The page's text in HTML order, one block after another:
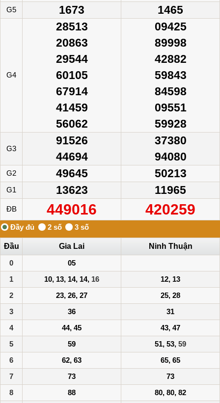
G5 1673 1465
G4
28513
20863
29544
60105
67914
41459
56062
09425
89998
42882
59843
84598
09551
59928
G3
91526
44694
37380
94080
G2 49645 50213
G1 13623 11965
ĐB 449016 420259
Đầu Gia Lai
Ninh Thuận
0
05
1
10, 13, 14, 14, 16
12, 13
2
23, 26, 27
25, 28
3
36
31
4
44, 45
43, 47
5
59 51, 53, 59
6
62, 63
65, 65
7
73
73
8
88
80, 80, 82